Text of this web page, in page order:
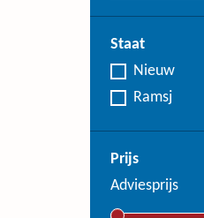
Staat
Nieuw
Ramsj
Prijs
Adviesprijs